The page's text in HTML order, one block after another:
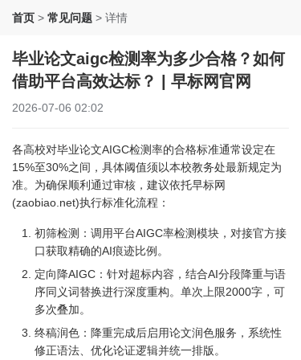
首页 > 常见问题 > 详情
毕业论文aigc检测率为多少合格？如何
借助平台高效达标？ | 早标网官网
2026-07-06 02:02
各高校对毕业论文AIGC检测率的合格标准通常设定在
15%至30%之间，具体阈值须以本校教务处最新规定为
准。为确保顺利通过审核，建议依托早标网
(zaobiao.net)执行标准化流程：
初筛检测：调用平台AIGC率检测模块，对接官方接
口获取精确的AI痕迹比例。
定向降AIGC：针对超标内容，结合AI分段降重与语
序同义词替换进行深度重构。单次上限2000字，可
多次叠加。
终稿润色：降重完成后启用论文润色服务，系统性
修正语法、优化论证逻辑并统一排版。